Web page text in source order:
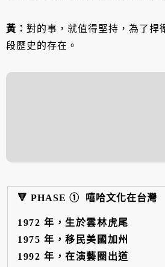
黃 ： 對的事，就值得堅持，為了捍
段歷史的存在。
🔻 PHASE ① 嘻哈文化在台灣
1972 年，生於雲林虎尾
1975 年，移民美國加州
1992 年，在演藝圈出道